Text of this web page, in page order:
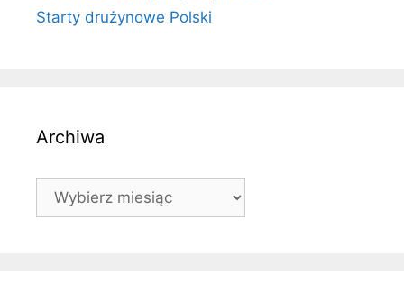
Starty drużynowe Polski
Archiwa
Archiwa